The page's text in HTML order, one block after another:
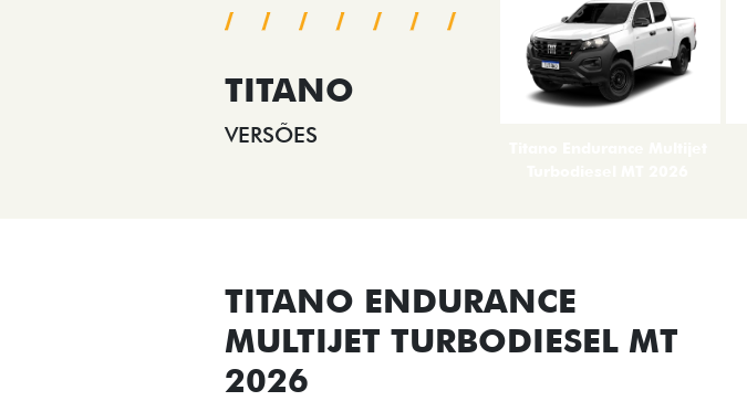
TITANO
VERSÕES
TITANO ENDURANCE
MULTIJET TURBODIESEL MT
2026